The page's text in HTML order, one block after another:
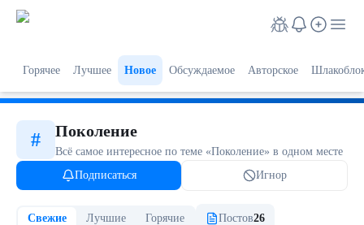
Горячее Лучшее Новое Обсуждаемое Авторское
# Поколение
Всё самое интересное по теме «Поколение» в одном месте
Подписаться
Игнор
Свежие Лучшие Горячие Постов26